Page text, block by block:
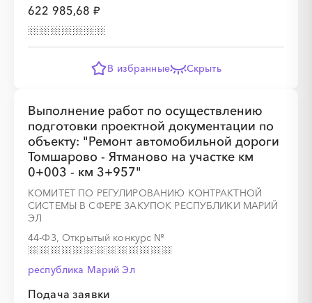
622 985,68 ₽
В избранные Скрыть
Выполнение работ по осуществлению
подготовки проектной документации по
объекту: "Ремонт автомобильной дороги
Томшарово - Ятманово на участке км
0+003 - км 3+957"
КОМИТЕТ ПО РЕГУЛИРОВАНИЮ КОНТРАКТНОЙ
СИСТЕМЫ В СФЕРЕ ЗАКУПОК РЕСПУБЛИКИ МАРИЙ
ЭЛ
44-ФЗ, Открытый конкурс №
республика Марий Эл
Подача заявки